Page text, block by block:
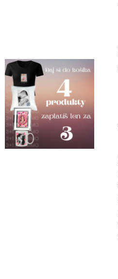
A
M
E
HRNČEK
S
FOTKOU
MAGICKÝ
BEZ
RÁMIKA
350